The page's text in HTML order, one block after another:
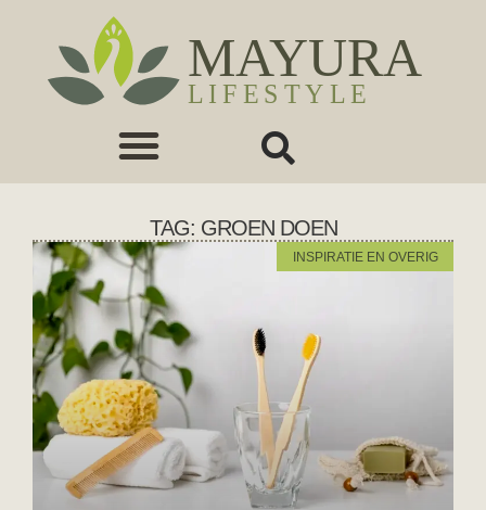
TAG: GROEN DOEN
INSPIRATIE EN OVERIG